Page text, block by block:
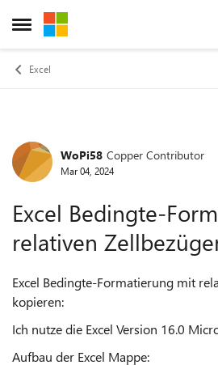
Open Side Menu
Skip to content
Excel
Forum Discussion
WoPi58 Copper Contributor
Mar 04, 2024
Excel Bedingte-
relativen
Excel Bedingte-Formatierung mit
kopieren:
Ich nutze die Excel Version 16.0
Aufbau der Excel Mappe: